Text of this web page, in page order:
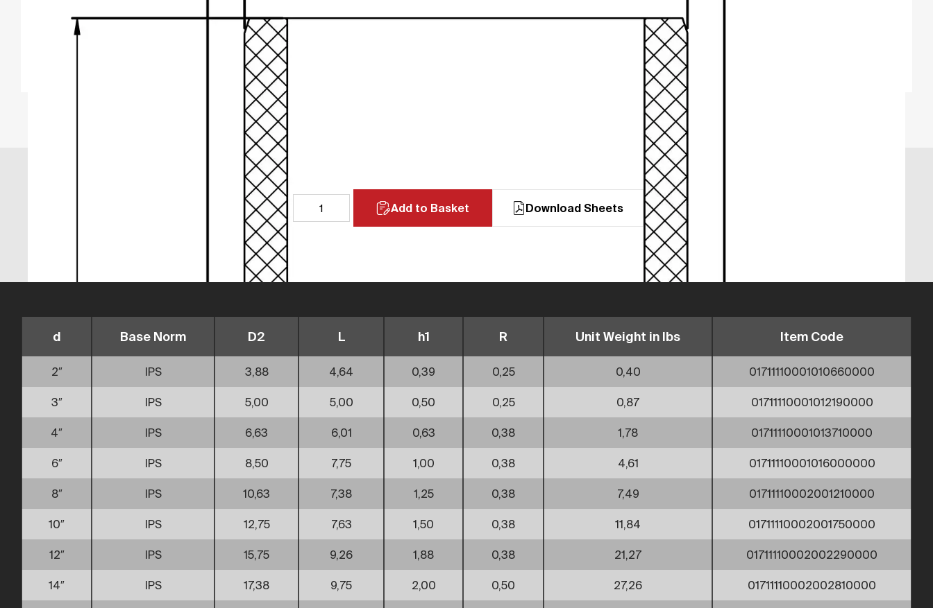
Add to Basket Download Sheets
d Base Norm D2 L h1 R Unit Weight in lbs Item Code
2″ IPS 3,88 4,64 0,39 0,25 0,40 01711110001010660000
3″ IPS 5,00 5,00 0,50 0,25 0,87 01711110001012190000
4″ IPS 6,63 6,01 0,63 0,38 1,78 01711110001013710000
6″ IPS 8,50 7,75 1,00 0,38 4,61 01711110001016000000
8″ IPS 10,63 7,38 1,25 0,38 7,49 01711110002001210000
10″ IPS 12,75 7,63 1,50 0,38 11,84 01711110002001750000
12″ IPS 15,75 9,26 1,88 0,38 21,27 01711110002002290000
14″ IPS 17,38 9,75 2,00 0,50 27,26 01711110002002810000